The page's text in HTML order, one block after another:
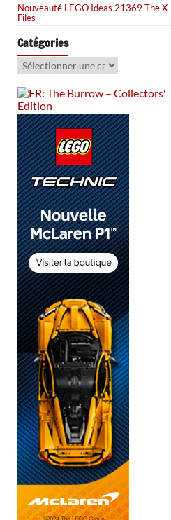
Nouveauté LEGO Ideas 21369 The X-
Files
Catégories
Catégories